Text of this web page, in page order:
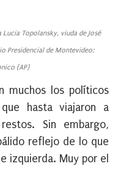
Topolansky, viuda de José
Presidencial de Montevideo;
(AP)
muchos los políticos
hasta viajaron a
Sin embargo,
reflejo de lo que
izquierda. Muy por el